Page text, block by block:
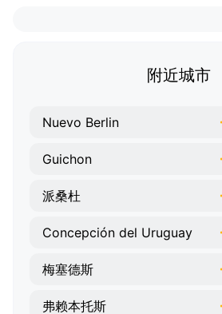
附近城市
Nuevo Berlin
Guichon
派桑杜
Concepción del Uruguay
梅塞德斯
弗赖本托斯